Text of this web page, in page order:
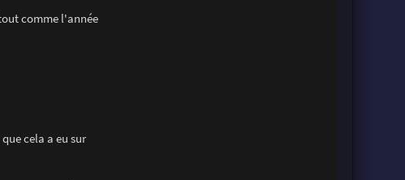
comme l'année
cela a eu sur